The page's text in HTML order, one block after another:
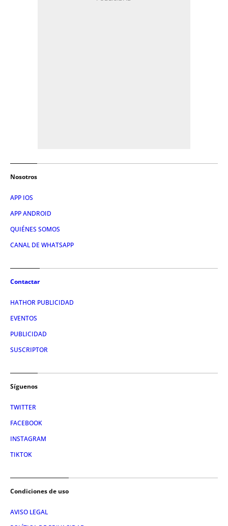
Nosotros
APP IOS
APP ANDROID
QUIÉNES SOMOS
CANAL DE WHATSAPP
Contactar
HATHOR PUBLICIDAD
EVENTOS
PUBLICIDAD
SUSCRIPTOR
Síguenos
TWITTER
FACEBOOK
INSTAGRAM
TIKTOK
Condiciones de uso
AVISO LEGAL